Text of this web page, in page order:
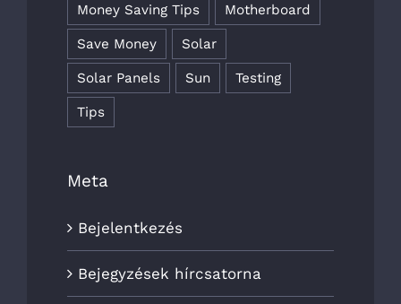
Money Saving Tips Motherboard
Save Money Solar
Solar Panels Sun Testing
Tips
Meta
Bejelentkezés
Bejegyzések hírcsatorna